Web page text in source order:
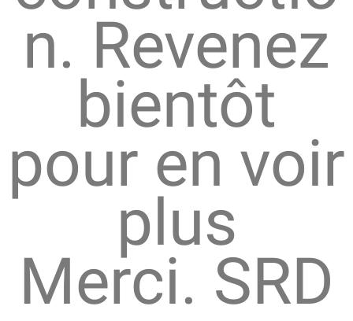
n. Revenez
bientôt
pour en voir
plus
Merci. SRD